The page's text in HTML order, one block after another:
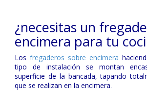
¿necesitas un
encimera para tu
Los fregaderos sobre encimera
tipo de instalación se montan
superficie de la bancada, tapando
que se realizan en la encimera.